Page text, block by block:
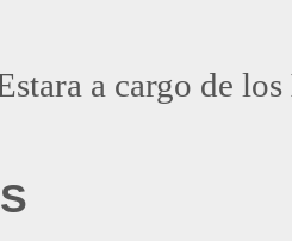
a cargo de los